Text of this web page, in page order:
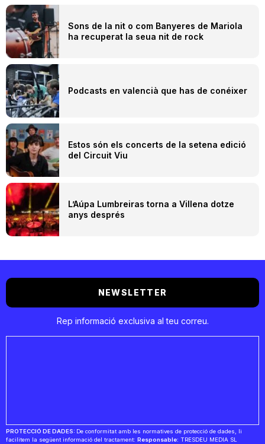
Sons de la nit o com Banyeres de Mariola
ha recuperat la seua nit de rock
Podcasts en valencià que has de conéixer
Estos són els concerts de la setena edició
del Circuit Viu
L’Aúpa Lumbreiras torna a Villena dotze
anys després
NEWSLETTER
Rep informació exclusiva al teu correu.
PROTECCIÓ DE DADES: De conformitat amb les normatives de protecció de dades, li
facilitem la següent informació del tractament: Responsable: TRESDEU MEDIA SL